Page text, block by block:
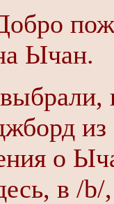
Ычан.
из
о
в /b/